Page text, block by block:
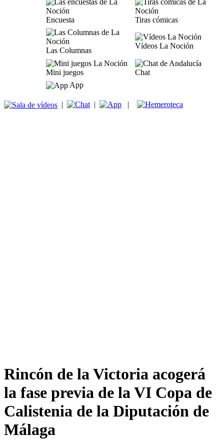
Encuesta Tiras cómicas
Las Columnas
Vídeos La Noción
Mini juegos
Chat
App
| | |
Rincón de la Victoria acogerá
la fase previa de la VI Copa de
Calistenia de la Diputación de
Málaga